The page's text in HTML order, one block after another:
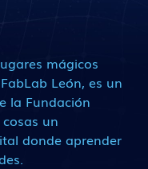
mágicos
León, es un
la Fundación
un
donde aprender